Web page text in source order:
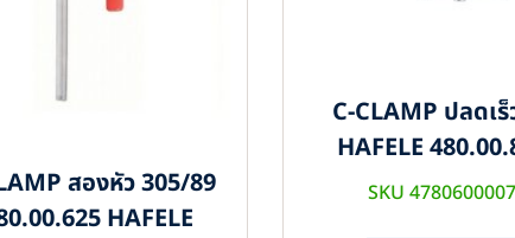
C-CLAMP ปลดเร็
HAFELE
SKU 4780600007
สองหัว 305/89
HAFELE